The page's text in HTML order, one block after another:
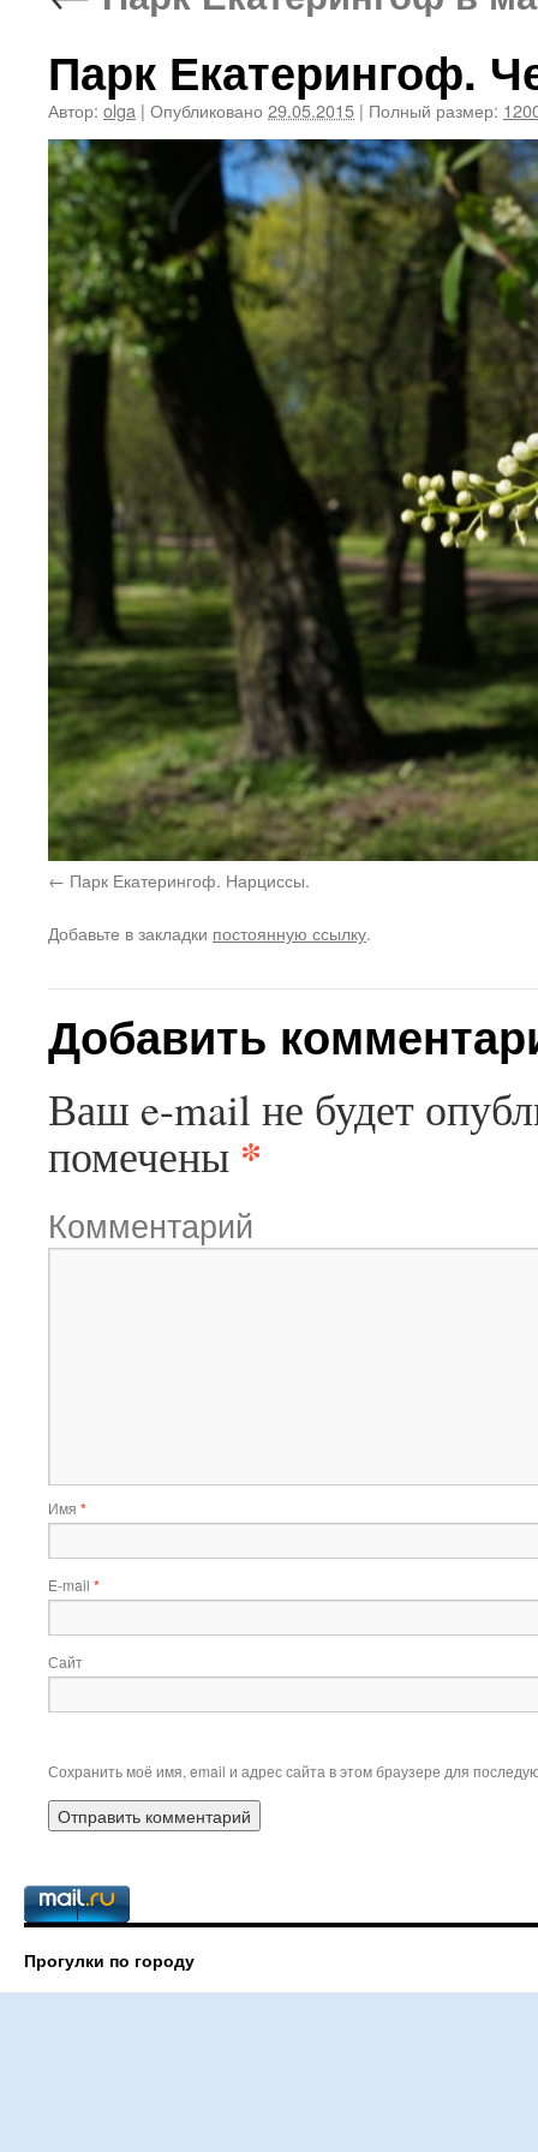
Парк Екатерингоф.
Автор: olga | Опубликовано 29.05.2015 | Полный размер:
Парк Екатерингоф. Нарциссы.
Добавьте в закладки постоянную ссылку.
Добавить
Ваш e-mail не будет
помечены *
Комментарий
Имя *
E-mail *
Сайт
Сохранить моё имя, email и адрес сайта в этом браузере для
Прогулки по городу